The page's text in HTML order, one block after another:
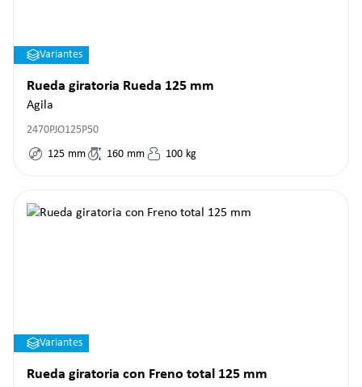
Variantes
Rueda giratoria Rueda 125 mm
Agila
2470PJO125P50
125 mm 160 mm 100 kg
Variantes
Rueda giratoria con Freno total 125 mm